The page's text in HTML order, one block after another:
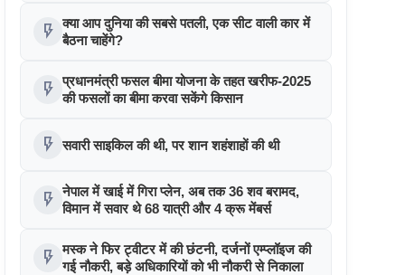
flash_on क्या आप दुनिया की सबसे पतली, एक सीट वाली कार में
बैठना चाहेंगे?
flash_on प्रधानमंत्री फसल बीमा योजना के तहत खरीफ-2025
की फसलों का बीमा करवा सकेंगे किसान
flash_on सवारी साइकिल की थी, पर शान शहंशाहों की थी
flash_on नेपाल में खाई में गिरा प्लेन, अब तक 36 शव बरामद,
विमान में सवार थे 68 यात्री और 4 क्रू मेंबर्स
flash_on मस्क ने फिर ट्वीटर में की छंटनी, दर्जनों एम्प्लॉइज की
गई नौकरी, बड़े अधिकारियों को भी नौकरी से निकाला